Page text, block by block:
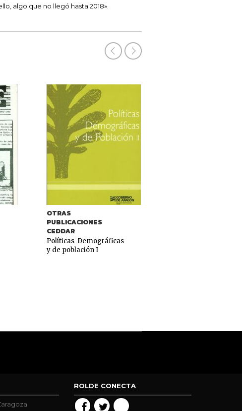
algo que no llegó hasta 2018».
OTRAS
PUBLICACIONES
CEDDAR
Políticas Demográficas
y de población I
ROLDE CONECTA